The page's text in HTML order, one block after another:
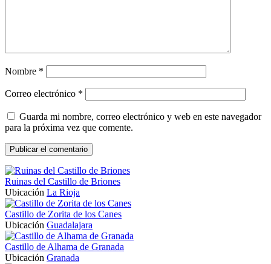
Nombre *
Correo electrónico *
Guarda mi nombre, correo electrónico y web en este navegador
para la próxima vez que comente.
Ruinas del Castillo de Briones
Ubicación La Rioja
Castillo de Zorita de los Canes
Ubicación Guadalajara
Castillo de Alhama de Granada
Ubicación Granada